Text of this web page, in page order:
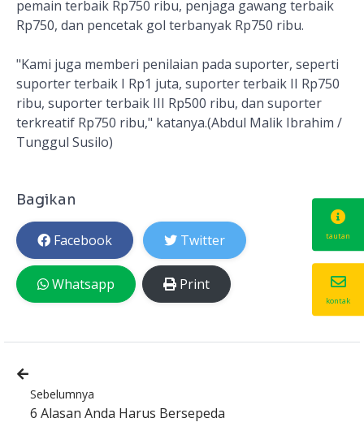
pemain terbaik Rp750 ribu, penjaga gawang terbaik
Rp750, dan pencetak gol terbanyak Rp750 ribu.
"Kami juga memberi penilaian pada suporter, seperti
suporter terbaik I Rp1 juta, suporter terbaik II Rp750
ribu, suporter terbaik III Rp500 ribu, dan suporter
terkreatif Rp750 ribu," katanya.(Abdul Malik Ibrahim /
Tunggul Susilo)
Bagikan
Facebook Twitter
Whatsapp Print
Sebelumnya
6 Alasan Anda Harus Bersepeda
tautan
kontak